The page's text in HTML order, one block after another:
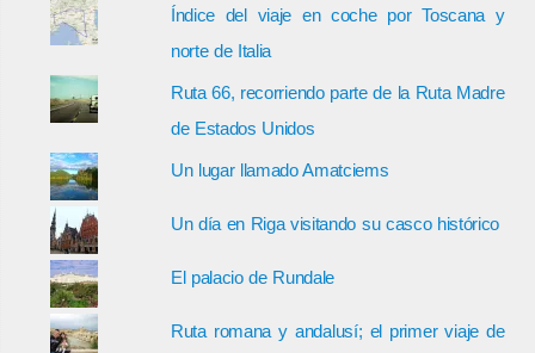
Índice del viaje en coche por Toscana y
norte de Italia
Ruta 66, recorriendo parte de la Ruta Madre
de Estados Unidos
Un lugar llamado Amatciems
Un día en Riga visitando su casco histórico
El palacio de Rundale
Ruta romana y andalusí; el primer viaje de